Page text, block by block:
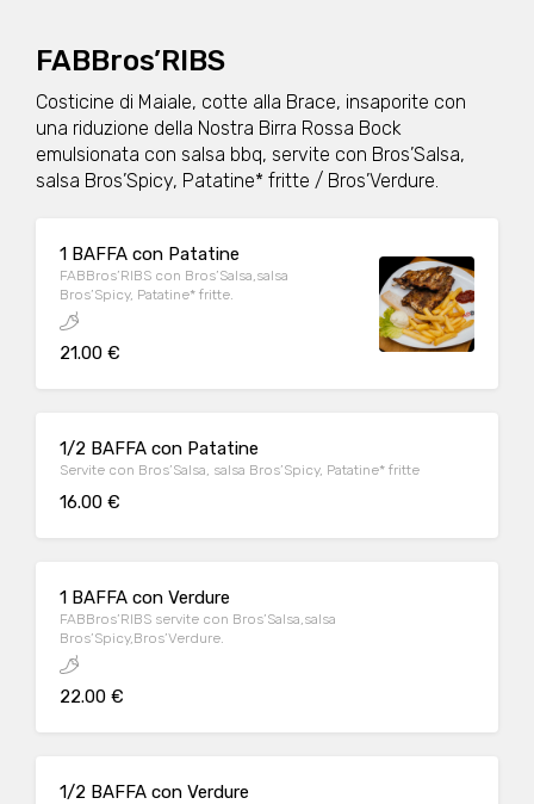
FABBros’RIBS
Costicine di Maiale, cotte alla Brace, insaporite con
una riduzione della Nostra Birra Rossa Bock
emulsionata con salsa bbq, servite con Bros’Salsa,
salsa Bros’Spicy, Patatine* fritte / Bros’Verdure.
1 BAFFA con Patatine
FABBros’RIBS con Bros’Salsa,salsa
Bros’Spicy, Patatine* fritte.
21.00 €
1/2 BAFFA con Patatine
Servite con Bros’Salsa, salsa Bros’Spicy, Patatine* fritte
16.00 €
1 BAFFA con Verdure
FABBros’RIBS servite con Bros’Salsa,salsa
Bros’Spicy,Bros’Verdure.
22.00 €
1/2 BAFFA con Verdure